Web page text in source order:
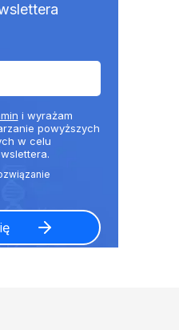
i wyrażam
powyższych
w celu